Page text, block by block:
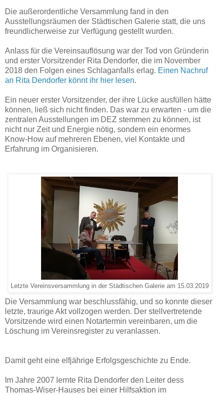
Die außerordentliche Versammlung fand in den
Ausstellungsräumen der Städtischen Galerie statt, die uns
freundlicherweise zur Verfügung gestellt wurden.
Anlass für die Vereinsauflösung war der Tod von Gründerin
und erster Vorsitzender Rita Dendorfer, die im November
2018 den Folgen eines Schlaganfalls erlag. Einen Nachruf
an Rita Dendorfer könnt ihr hier lesen.
Ein neuer erster Vorsitzender, der ihre Lücke ausfüllen hätte
können, ließ sich nicht finden. Das war zu erwarten - um die
zentralen Ausstellungen im DEZ stemmen zu können, ist
nicht nur Zeit und Energie nötig, sondern ein enormes
Know-How auf mehreren Ebenen, viel Kontakte und
Erfahrung im Organisieren.
Letzte Vereinsversammlung in der Städtischen Galerie am 15.03.2019
Die Versammlung war beschlussfähig, und so konnte dieser
letzte, traurige Akt vollzogen werden. Der stellvertretende
Vorsitzende wird einen Notartermin vereinbaren, um die
Löschung im Vereinsregister zu veranlassen.
Damit geht eine elfjährige Erfolgsgeschichte zu Ende.
Im Jahre 2007 lernte Rita Dendorfer den Leiter dess
Thomas-Wiser-Hauses bei einer Hilfsaktion im